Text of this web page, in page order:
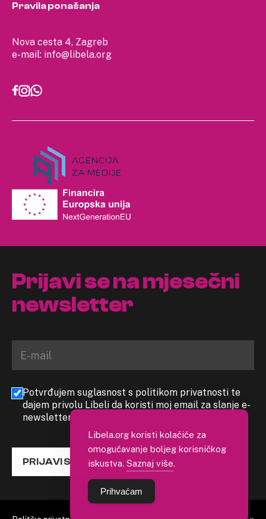
Nova cesta 4, Zagreb
e-mail: info@libela.org
Pravila ponašanja
Prijavi se na mjesečni
newsletter
Potvrđujem suglasnost s politikom privatnosti te
dajem privolu Libeli da koristi moj email za slanje e-
newslettera
PRIJAVI SE
Libela.org koristi kolačiće za
omogućavanje boljeg korisničkog
iskustva. Saznaj više.
Prihvaćam